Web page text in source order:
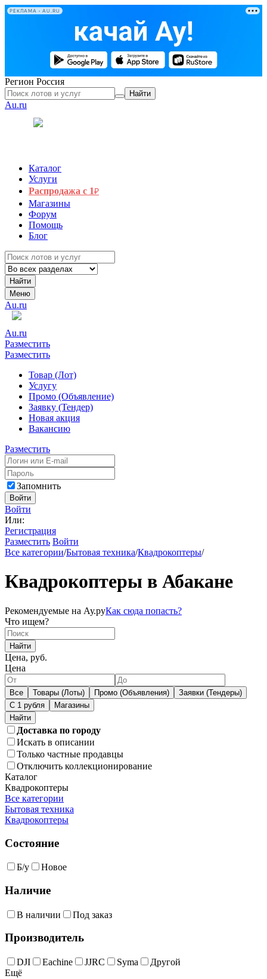
РЕКЛАМА • AU.RU
Регион Россия
Найти
Au.ru
Каталог
Услуги
Распродажа с 1₽
Магазины
Форум
Помощь
Блог
Найти
Меню
Au.ru
Au.ru
Разместить
Разместить
Товар (Лот)
Услугу
Промо (Объявление)
Заявку (Тендер)
Новая акция
Вакансию
Разместить
Запомнить
Войти
Войти
Или:
Регистрация
Разместить Войти
Все категории/Бытовая техника/Квадрокоптеры/
Квадрокоптеры в Абакане
Рекомендуемые на Ау.руКак сюда попасть?
Что ищем?
Найти
Цена, руб.
Цена
Все Товары (Лоты) Промо (Объявления)
Заявки (Тендеры)
С 1 рубля
Магазины
Доставка по городу
Искать в описании
Только частные продавцы
Отключить коллекционирование
Каталог
Квадрокоптеры
Все категории
Бытовая техника
Квадрокоптеры
Состояние
Б/у Новое
Наличие
В наличии Под заказ
Производитель
DJI Eachine JJRC Syma
Другой
Ещё